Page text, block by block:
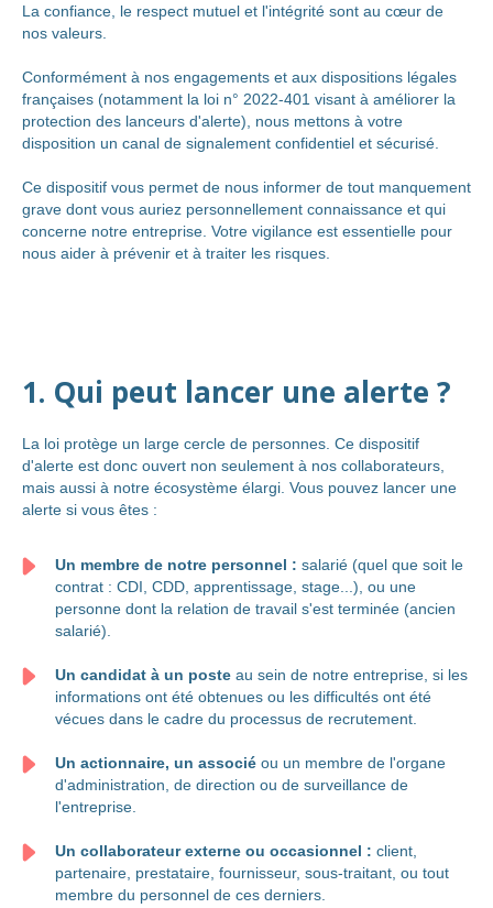
La confiance, le respect mutuel et l'intégrité sont au cœur de
nos valeurs.
Conformément à nos engagements et aux dispositions légales
françaises (notamment la loi n° 2022-401 visant à améliorer la
protection des lanceurs d'alerte), nous mettons à votre
disposition un canal de signalement confidentiel et sécurisé.
Ce dispositif vous permet de nous informer de tout manquement
grave dont vous auriez personnellement connaissance et qui
concerne notre entreprise. Votre vigilance est essentielle pour
nous aider à prévenir et à traiter les risques.
1. Qui peut lancer une alerte ?
La loi protège un large cercle de personnes. Ce dispositif
d'alerte est donc ouvert non seulement à nos collaborateurs,
mais aussi à notre écosystème élargi. Vous pouvez lancer une
alerte si vous êtes :
Un membre de notre personnel : salarié (quel que soit le
contrat : CDI, CDD, apprentissage, stage...), ou une
personne dont la relation de travail s'est terminée (ancien
salarié).
Un candidat à un poste au sein de notre entreprise, si les
informations ont été obtenues ou les difficultés ont été
vécues dans le cadre du processus de recrutement.
Un actionnaire, un associé ou un membre de l'organe
d'administration, de direction ou de surveillance de
l'entreprise.
Un collaborateur externe ou occasionnel : client,
partenaire, prestataire, fournisseur, sous-traitant, ou tout
membre du personnel de ces derniers.